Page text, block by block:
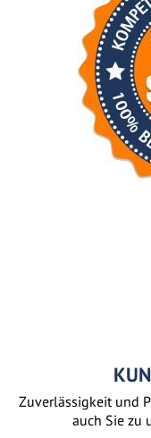
Zuverlässigkeit und
auch Sie zu